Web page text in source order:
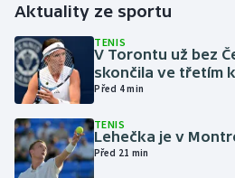
Gymnastika
Házená
Jezdectví
Judo
Aktuality ze sportu
TENIS
V Torontu už bez
skončila ve třetím
Před 4 min
TENIS
Lehečka je v
Před 21 min